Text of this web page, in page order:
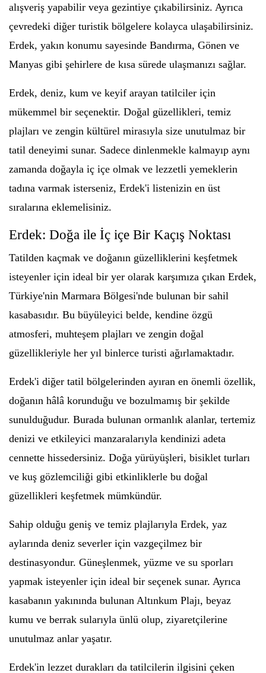
alışveriş yapabilir veya gezintiye çıkabilirsiniz. Ayrıca
çevredeki diğer turistik bölgelere kolayca ulaşabilirsiniz.
Erdek, yakın konumu sayesinde Bandırma, Gönen ve
Manyas gibi şehirlere de kısa sürede ulaşmanızı sağlar.
Erdek, deniz, kum ve keyif arayan tatilciler için
mükemmel bir seçenektir. Doğal güzellikleri, temiz
plajları ve zengin kültürel mirasıyla size unutulmaz bir
tatil deneyimi sunar. Sadece dinlenmekle kalmayıp aynı
zamanda doğayla iç içe olmak ve lezzetli yemeklerin
tadına varmak isterseniz, Erdek'i listenizin en üst
sıralarına eklemelisiniz.
Erdek: Doğa ile İç içe Bir Kaçış Noktası
Tatilden kaçmak ve doğanın güzelliklerini keşfetmek
isteyenler için ideal bir yer olarak karşımıza çıkan Erdek,
Türkiye'nin Marmara Bölgesi'nde bulunan bir sahil
kasabasıdır. Bu büyüleyici belde, kendine özgü
atmosferi, muhteşem plajları ve zengin doğal
güzellikleriyle her yıl binlerce turisti ağırlamaktadır.
Erdek'i diğer tatil bölgelerinden ayıran en önemli özellik,
doğanın hâlâ korunduğu ve bozulmamış bir şekilde
sunulduğudur. Burada bulunan ormanlık alanlar, tertemiz
denizi ve etkileyici manzaralarıyla kendinizi adeta
cennette hissedersiniz. Doğa yürüyüşleri, bisiklet turları
ve kuş gözlemciliği gibi etkinliklerle bu doğal
güzellikleri keşfetmek mümkündür.
Sahip olduğu geniş ve temiz plajlarıyla Erdek, yaz
aylarında deniz severler için vazgeçilmez bir
destinasyondur. Güneşlenmek, yüzme ve su sporları
yapmak isteyenler için ideal bir seçenek sunar. Ayrıca
kasabanın yakınında bulunan Altınkum Plajı, beyaz
kumu ve berrak sularıyla ünlü olup, ziyaretçilerine
unutulmaz anlar yaşatır.
Erdek'in lezzet durakları da tatilcilerin ilgisini çeken